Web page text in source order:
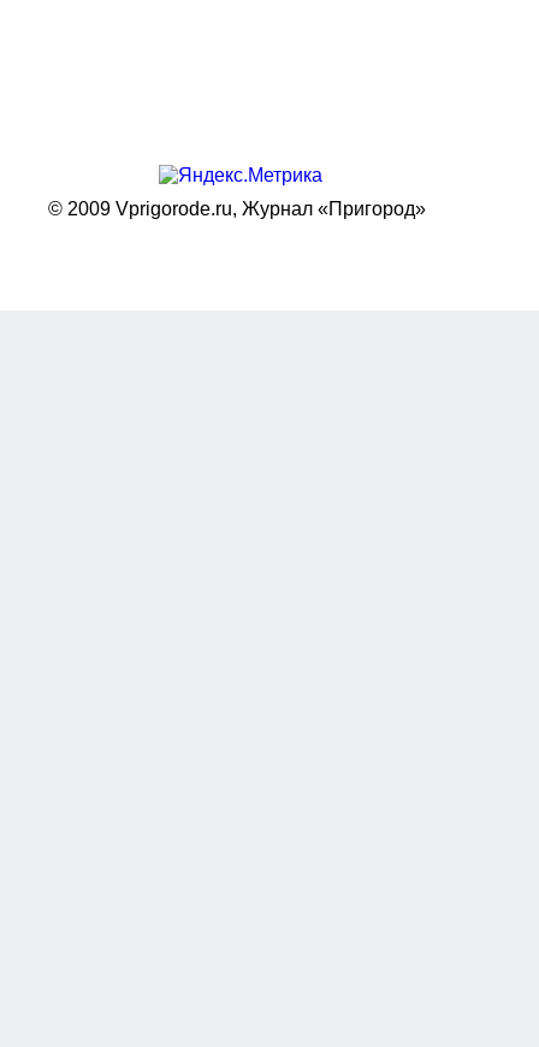
© 2009 Vprigorode.ru, Журнал «Пригород»